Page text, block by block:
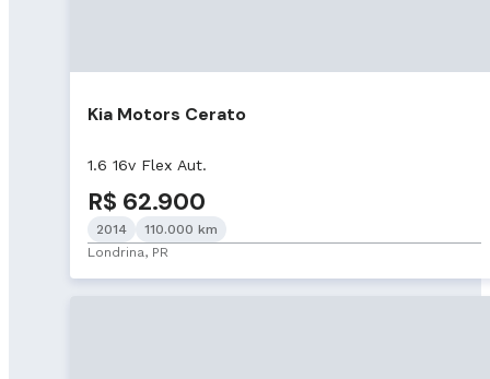
Kia Motors Cerato
1.6 16v Flex Aut.
R$ 62.900
2014
110.000 km
Londrina, PR